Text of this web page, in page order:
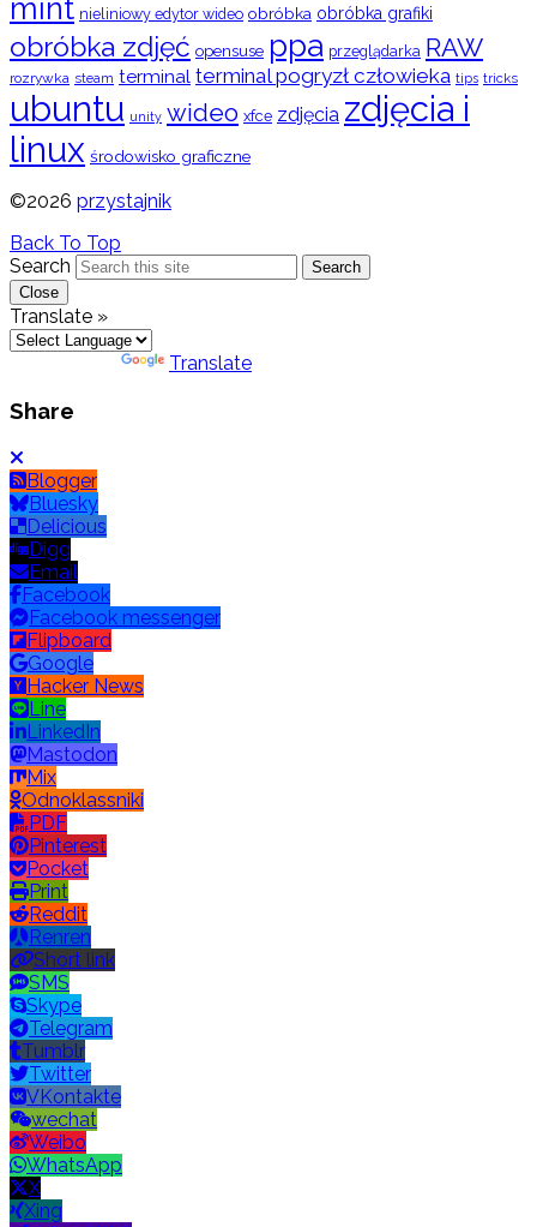
mint nieliniowy edytor wideo obróbka obróbka grafiki
obróbka zdjęć opensuse ppa przeglądarka RAW
rozrywka steam terminal terminal pogryzł człowieka tips tricks
ubuntu unity wideo xfce zdjęcia zdjęcia i
linux środowisko graficzne
©2026 przystajnik
Back To Top
Search
Search
Close
Translate »
Translate
Share
Blogger
Bluesky
Delicious
Digg
Email
Facebook
Facebook messenger
Flipboard
Google
Hacker News
Line
LinkedIn
Mastodon
Mix
Odnoklassniki
PDF
Pinterest
Pocket
Print
Reddit
Renren
Short link
SMS
Skype
Telegram
Tumblr
Twitter
VKontakte
wechat
Weibo
WhatsApp
X
Xing